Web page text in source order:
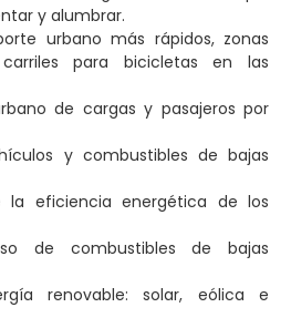
y alumbrar.
urbano más rápidos, zonas
para bicicletas en las
de cargas y pasajeros por
y combustibles de bajas
la eficiencia energética de los
de combustibles de bajas
renovable: solar, eólica e